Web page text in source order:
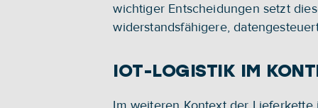
wichtiger Entscheidungen setzt
widerstandsfähigere,
IOT-LOGISTIK IM